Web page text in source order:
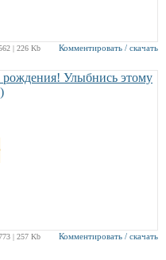
| 226 Kb Комментировать / скачать
| 257 Kb Комментировать / скачать